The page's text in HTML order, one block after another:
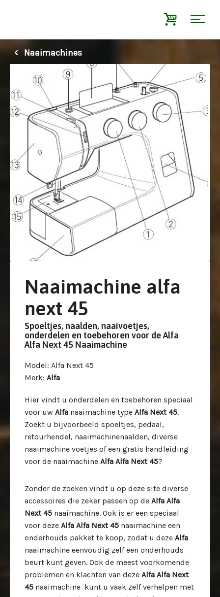
Naaimachines
Naaimachine alfa
next 45
Spoeltjes, naalden, naaivoetjes,
onderdelen en toebehoren voor de Alfa
Alfa Next 45 Naaimachine
Model: Alfa Next 45
Merk: Alfa
Hier vindt u onderdelen en toebehoren speciaal
voor uw Alfa naaimachine type Alfa Next 45.
Zoekt u bijvoorbeeld spoeltjes, pedaal,
retourhendel, naaimachinenaalden, diverse
naaimachine voetjes of een gratis handleiding
voor de naaimachine Alfa Alfa Next 45?
Zonder de zoeken vindt u op deze site diverse
accessoires die zeker passen op de Alfa Alfa
Next 45 naaimachine. Ook is er een speciaal
voor deze Alfa Alfa Next 45 naaimachine een
onderhouds pakket te koop, zodat u deze Alfa
naaimachine eenvoudig zelf een onderhouds
beurt kunt geven. Ook de meest voorkomende
problemen en klachten van deze Alfa Alfa Next
45 naaimachine kunt u vaak zelf verhelpen met